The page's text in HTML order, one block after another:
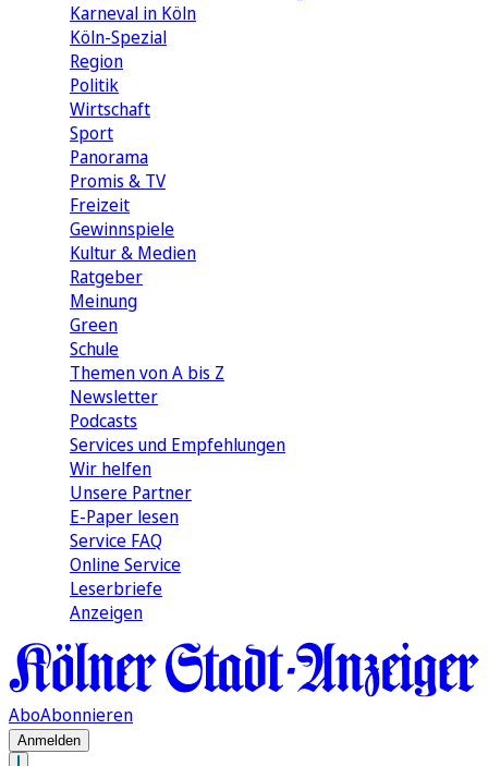
Karneval in Köln
Köln-Spezial
Region
Politik
Wirtschaft
Sport
Panorama
Promis & TV
Freizeit
Gewinnspiele
Kultur & Medien
Ratgeber
Meinung
Green
Schule
Themen von A bis Z
Newsletter
Podcasts
Services und Empfehlungen
Wir helfen
Unsere Partner
E-Paper lesen
Service FAQ
Online Service
Leserbriefe
Anzeigen
AboAbonnieren
Anmelden